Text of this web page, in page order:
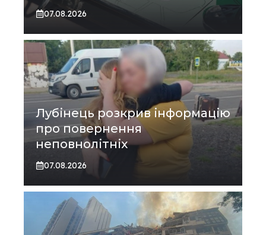
07.08.2026
Лубінець розкрив інформацію
про повернення
неповнолітніх
07.08.2026